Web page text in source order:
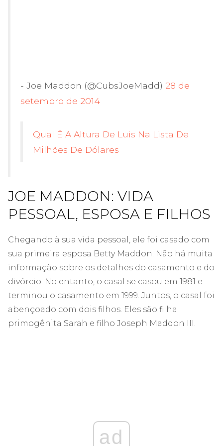
- Joe Maddon (@CubsJoeMadd) 28 de
setembro de 2014
Qual É A Altura De Luis Na Lista De
Milhões De Dólares
JOE MADDON: VIDA
PESSOAL, ESPOSA E FILHOS
Chegando à sua vida pessoal, ele foi casado com
sua primeira esposa Betty Maddon. Não há muita
informação sobre os detalhes do casamento e do
divórcio. No entanto, o casal se casou em 1981 e
terminou o casamento em 1999. Juntos, o casal foi
abençoado com dois filhos. Eles são filha
primogênita Sarah e filho Joseph Maddon III.
ad